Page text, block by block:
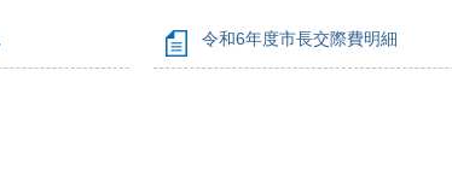
令和6年度市長交際費明細